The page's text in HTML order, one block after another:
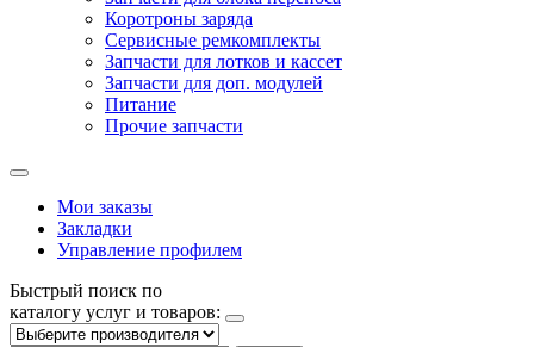
Коротроны заряда
Сервисные ремкомплекты
Запчасти для лотков и кассет
Запчасти для доп. модулей
Питание
Прочие запчасти
Мои заказы
Закладки
Управление профилем
Быстрый поиск по
каталогу услуг и товаров: